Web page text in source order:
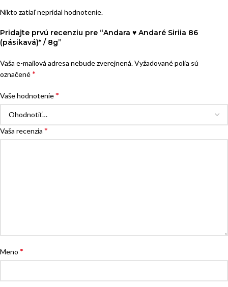
Nikto zatiaľ nepridal hodnotenie.
Pridajte prvú recenziu pre “Andara ♥ Andaré Siriia 86
(pásikavá)* / 8g”
Vaša e-mailová adresa nebude zverejnená.Vyžadované polia sú
označené*
Vaše hodnotenie*
Vaša recenzia *
Meno *